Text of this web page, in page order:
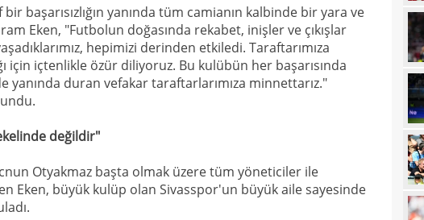
başarısızlığın yanında tüm camianın kalbinde bir yara ve
Eken, "Futbolun doğasında rekabet, inişler ve çıkışlar
hepimizi derinden etkiledi. Taraftarımıza
için içtenlikle özür diliyoruz. Bu kulübün her başarısında
yanında duran vefakar taraftarlarımıza minnettarız."
değildir"
Otyakmaz başta olmak üzere tüm yöneticiler ile
Eken, büyük kulüp olan Sivasspor'un büyük aile sayesinde
5